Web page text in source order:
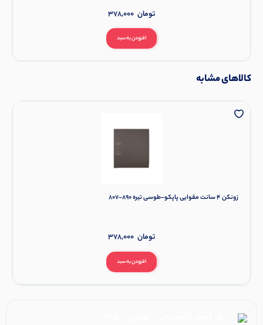
افزودن به سبد
378,000 تومان
کالاهای مشابه
زونکن 4 سانت مقوایی پاپکو-طوسی تیره 890-807
افزودن به سبد
378,000 تومان